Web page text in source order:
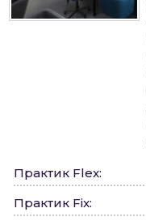
Практик Flex:
Практик Fix: